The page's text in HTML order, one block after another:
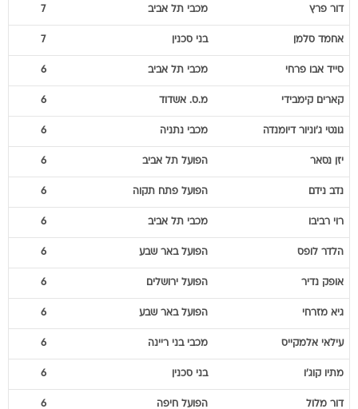
דור פרץ מכבי תל אביב 7
אחמד סלמן בני סכנין 7
סייד אבו פרחי מכבי תל אביב 6
קארים קימבידי מ.ס. אשדוד 6
גונטי ג'וניור דיומנדה מכבי נתניה 6
יזן נסאר הפועל תל אביב 6
נדב נידם הפועל פתח תקוה 6
רוי רביבו מכבי תל אביב 6
הלדר לופס הפועל באר שבע 6
אופק נדיר הפועל ירושלים 6
גיא מזרחי הפועל באר שבע 6
עילאי אלמקייס מכבי בני ריינה 6
מתיו קוג'ו בני סכנין 6
דור מלול הפועל חיפה 6